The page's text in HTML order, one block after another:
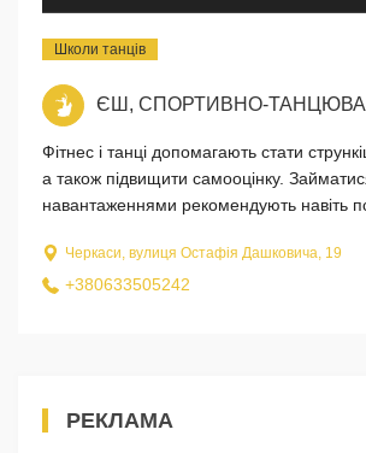
Школи танців
ЄШ, СПОРТИВНО-
Фітнес і танці допомагають стати
а також підвищити самооцінку.
навантаженнями рекомендують навіть
Черкаси, вулиця Остафія Дашковича, 19
+380633505242
РЕКЛАМА